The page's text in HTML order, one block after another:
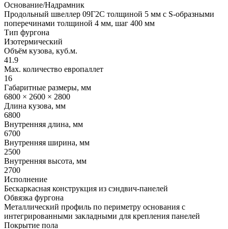
Основание/Надрамник
Продольный швеллер 09Г2С толщиной 5 мм с S-образными
поперечинами толщиной 4 мм, шаг 400 мм
Тип фургона
Изотермический
Объём кузова, куб.м.
41.9
Max. количество европаллет
16
Габаритные размеры, мм
6800 × 2600 × 2800
Длина кузова, мм
6800
Внутренняя длина, мм
6700
Внутренняя ширина, мм
2500
Внутренняя высота, мм
2700
Исполнение
Бескаркасная конструкция из сэндвич-панелей
Обвязка фургона
Металлический профиль по периметру основания с
интегрированными закладными для крепления панелей
Покрытие пола